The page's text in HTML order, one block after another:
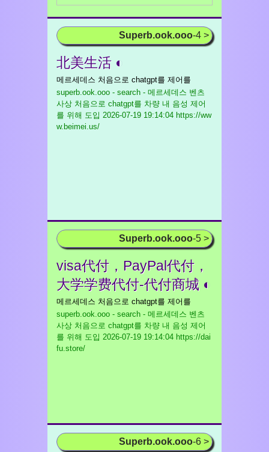
Superb.ook.ooo-4 >
北美生活 ◐
메르세데스 처음으로 chatgpt를 제어를
superb.ook.ooo - search - 메르세데스 벤츠
사상 처음으로 chatgpt를 차량 내 음성 제어
를 위해 도입 2026-07-19 19:14:04 https://ww
w.beimei.us/
Superb.ook.ooo-5 >
visa代付，PayPal代付，
大学学费代付-代付商城 ◐
메르세데스 처음으로 chatgpt를 제어를
superb.ook.ooo - search - 메르세데스 벤츠
사상 처음으로 chatgpt를 차량 내 음성 제어
를 위해 도입 2026-07-19 19:14:04 https://dai
fu.store/
Superb.ook.ooo-6 >